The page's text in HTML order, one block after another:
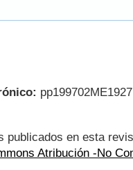
publicados en esta
Atribución -No